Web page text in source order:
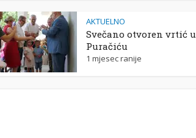
AKTUELNO
Svečano otvoren vrtić u
Puračiću
1 mjesec ranije